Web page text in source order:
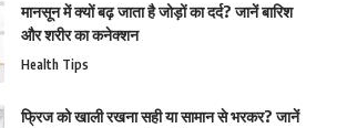
मानसून में क्यों बढ़ जाता है जोड़ों का दर्द? जानें बारिश
और शरीर का कनेक्शन
Health Tips
फ्रिज को खाली रखना सही या सामान से भरकर? जानें